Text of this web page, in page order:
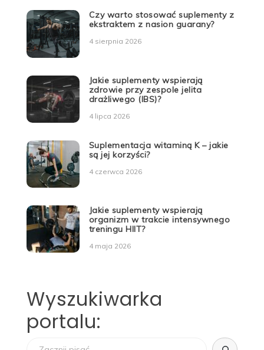
Czy warto stosować suplementy z
ekstraktem z nasion guarany?
4 sierpnia 2026
Jakie suplementy wspierają
zdrowie przy zespole jelita
drażliwego (IBS)?
4 lipca 2026
Suplementacja witaminą K – jakie
są jej korzyści?
4 czerwca 2026
Jakie suplementy wspierają
organizm w trakcie intensywnego
treningu HIIT?
4 maja 2026
Wyszukiwarka
portalu: